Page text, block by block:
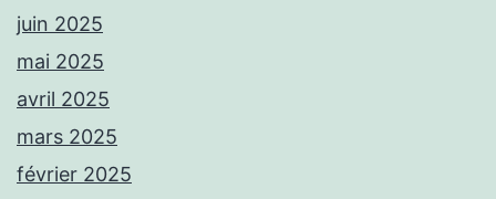
juin 2025
mai 2025
avril 2025
mars 2025
février 2025